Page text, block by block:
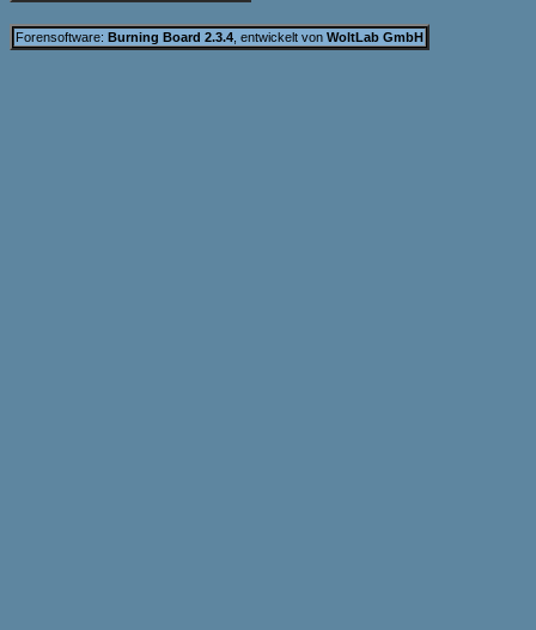
Forensoftware: Burning Board 2.3.4 , entwickelt von WoltLab GmbH